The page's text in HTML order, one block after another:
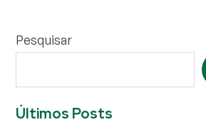
Pesquisar
Últimos Posts